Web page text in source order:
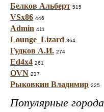
Белков Альберт 515
VSx86 446
Admin 411
Lounge_Lizard 364
Гудков А.И. 274
Ed4x4 261
OVN 237
Рыковкин Владимир 225
Популярные города